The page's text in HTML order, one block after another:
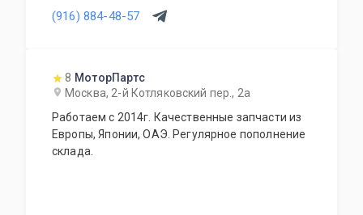
РФ Отправка по всей России и зарубеж
(916) 884-48-57
8 МоторПартс
Москва, 2-й Котляковский пер., 2а
Работаем с 2014г. Качественные запчасти из
Европы, Японии, ОАЭ. Регулярное пополнение
склада.